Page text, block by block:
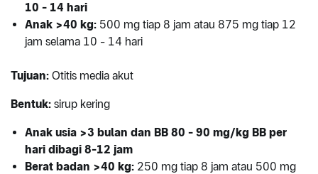
10 - 14 hari
Anak >40 kg: 500 mg tiap 8 jam atau 875 mg tiap 12
jam selama 10 - 14 hari
Tujuan: Otitis media akut
Bentuk: sirup kering
Anak usia >3 bulan dan BB 80 - 90 mg/kg BB per
hari dibagi 8-12 jam
Berat badan >40 kg: 250 mg tiap 8 jam atau 500 mg